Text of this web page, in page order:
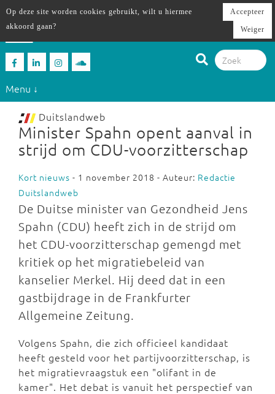
Menu ↓
Duitslandweb
Minister Spahn opent aanval in
strijd om CDU-voorzitterschap
Kort nieuws - 1 november 2018 - Auteur: Redactie
Duitslandweb
De Duitse minister van Gezondheid Jens
Spahn (CDU) heeft zich in de strijd om
het CDU-voorzitterschap gemengd met
kritiek op het migratiebeleid van
kanselier Merkel. Hij deed dat in een
gastbijdrage in de Frankfurter
Allgemeine Zeitung.
Volgens Spahn, die zich officieel kandidaat
heeft gesteld voor het partijvoorzitterschap, is
het migratievraagstuk een "olifant in de
kamer". Het debat is vanuit het perspectief van
Op deze site worden cookies gebruikt, wilt u hiermee
akkoord gaan?
Accepteer
Weiger